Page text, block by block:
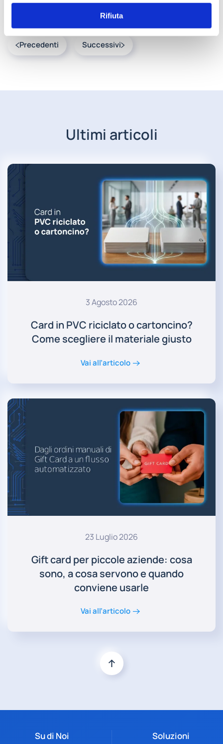
Rifiuta
Precedenti Successivi
Ultimi articoli
3 Agosto 2026
Card in PVC riciclato o cartoncino?
Come scegliere il materiale giusto
Vai all’articolo
23 Luglio 2026
Gift card per piccole aziende: cosa
sono, a cosa servono e quando
conviene usarle
Vai all’articolo
Su di Noi Soluzioni